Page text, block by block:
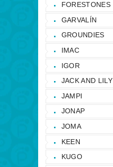
FORESTONES
GARVALÍN
GROUNDIES
IMAC
IGOR
JACK AND LILY
JAMPI
JONAP
JOMA
KEEN
KUGO